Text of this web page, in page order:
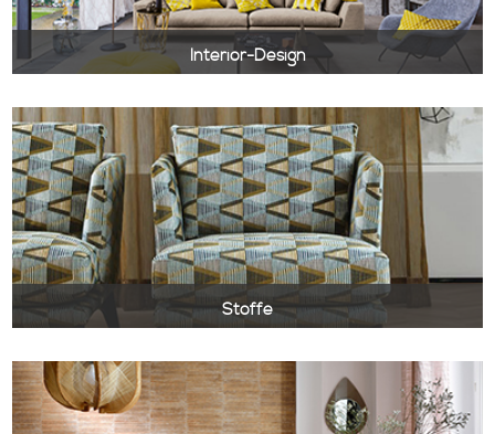
Interior-Design
Interior-Design
Gerne fertigen wir ihnen maßstabsgerechte
Grundrisszeichnungen mit Farbvorschlägen für Wand,
Boden und Möbel.
Stoffe
"Wohngefühl".
Bei uns im Laden können wir Ihnen rund 20.000
Stoffmuster präsentieren.